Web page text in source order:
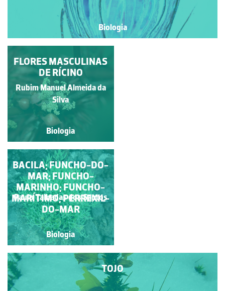
Biologia
GAMETÓFITO
FEMININO DE MNIUM
SP.
Jose Pissarra
Biologia
FLORES MASCULINAS
DE RÍCINO
Rubim Manuel Almeida da
Silva
Biologia
PLANTAS DE DUNAS E
AREAIS
Rubim Manuel Almeida da
Silva
Biologia
BACILA; FUNCHO-DO-
MAR; FUNCHO-
MARINHO; FUNCHO-
MARÍTIMO; PERREXIL-
DO-MAR
Paulo Talhadas dos Santos
Biologia
TOJO